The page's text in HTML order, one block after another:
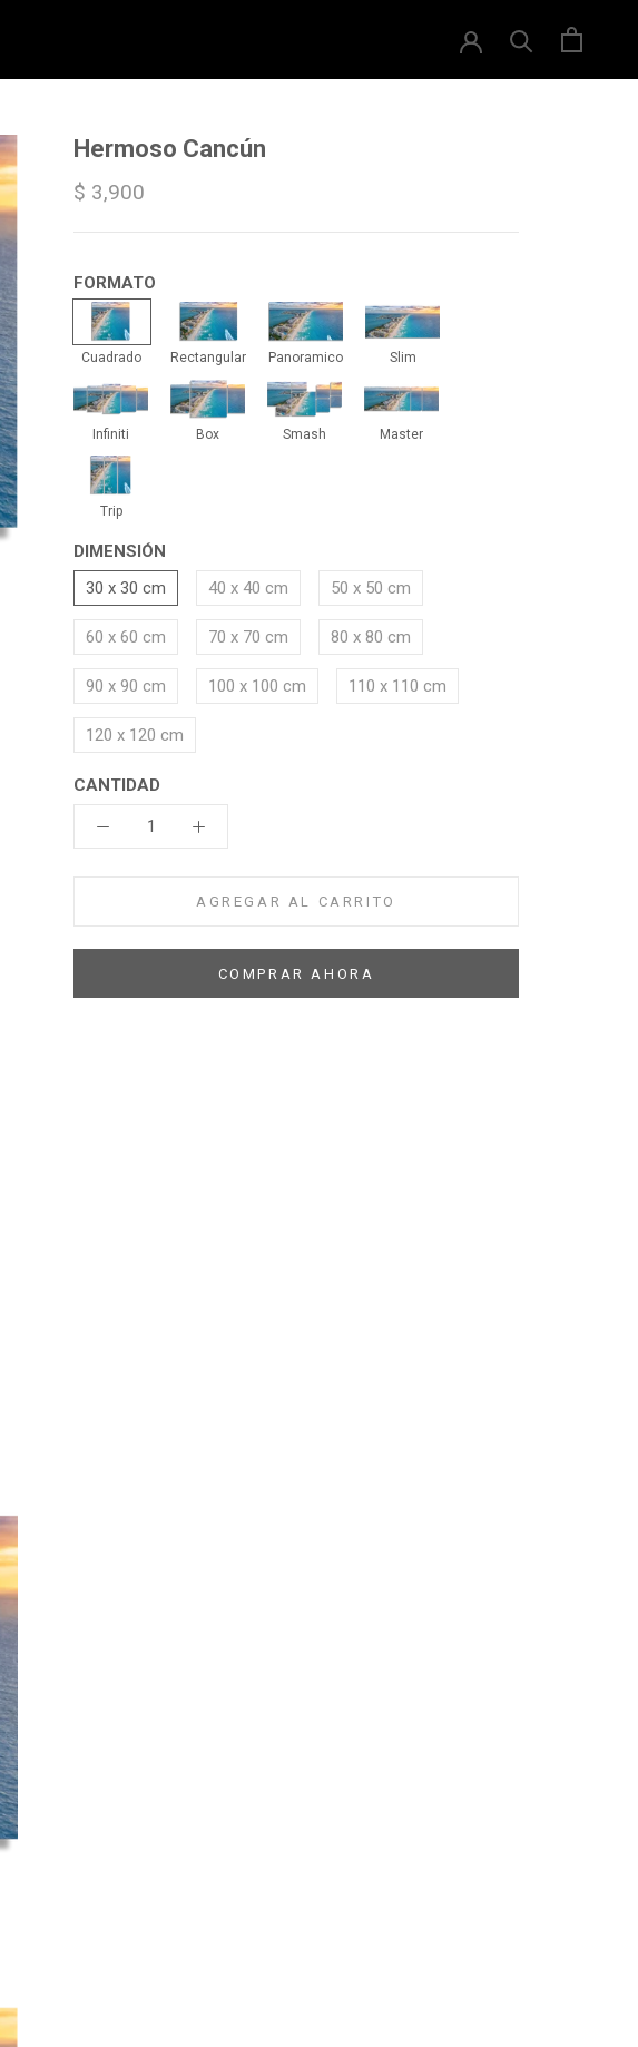
Hermoso Cancún
$ 3,900
FORMATO
Cuadrado
Cuadrado
Rectangular
Rectangular
Panoramico
Panoramico
Slim
Slim
Infiniti
Infiniti
Box
Box
Smash
Smash
Master
Master
Trip
Trip
DIMENSIÓN
30 x 30 cm
40 x 40 cm 50 x 50 cm
60 x 60 cm 70 x 70 cm 80 x 80 cm
90 x 90 cm 100 x 100 cm 110 x 110 cm
120 x 120 cm
CANTIDAD
AGREGAR AL CARRITO
COMPRAR AHORA